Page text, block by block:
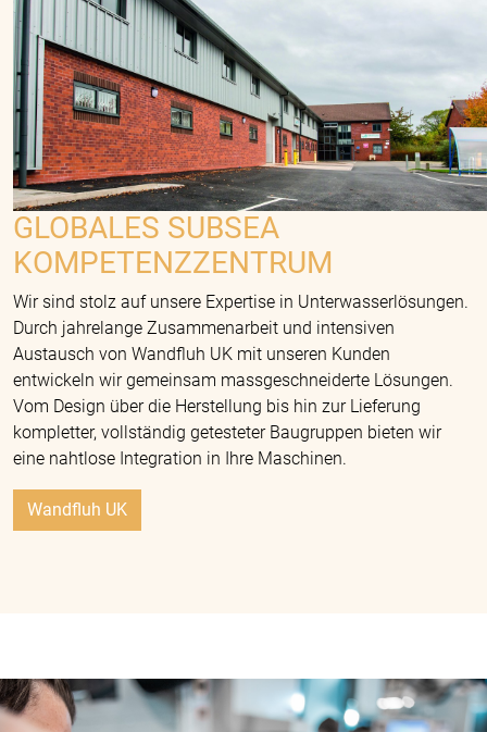
GLOBALES SUBSEA
KOMPETENZZENTRUM
Wir sind stolz auf unsere Expertise in Unterwasserlösungen.
Durch jahrelange Zusammenarbeit und intensiven
Austausch von Wandfluh UK mit unseren Kunden
entwickeln wir gemeinsam massgeschneiderte Lösungen.
Vom Design über die Herstellung bis hin zur Lieferung
kompletter, vollständig getesteter Baugruppen bieten wir
eine nahtlose Integration in Ihre Maschinen.
Wandfluh UK